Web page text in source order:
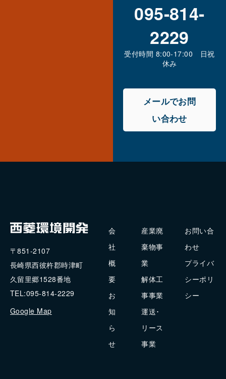
095-814-
2229
受付時間 8:00-17:00 日祝
休み
メールでお問
い合わせ
〒851-2107
長崎県西彼杵郡時津町
久留里郷1528番地
TEL:095-814-2229
Google Map
会
社
概
要
お
知
ら
せ
産業廃
棄物事
業
解体工
事事業
運送･
リース
事業
お問い合
わせ
プライバ
シーポリ
シー